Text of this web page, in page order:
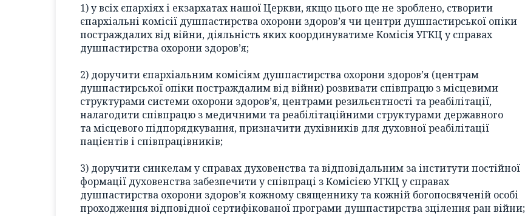
1) у всіх єпархіях і екзархатах нашої Церкви, якщо цього ще не зроблено, створити
єпархіальні комісії душпастирства охорони здоров’я чи центри душпастирської опіки
постраждалих від війни, діяльність яких координуватиме Комісія УГКЦ у справах
душпастирства охорони здоров’я;
2) доручити єпархіальним комісіям душпастирства охорони здоров’я (центрам
душпастирської опіки постраждалим від війни) розвивати співпрацю з місцевими
структурами системи охорони здоров’я, центрами резильєнтності та реабілітації,
налагодити співпрацю з медичними та реабілітаційними структурами державного
та місцевого підпорядкування, призначити духівників для духовної реабілітації
пацієнтів і співпрацівників;
3) доручити синкелам у справах духовенства та відповідальним за інститути постійної
формації духовенства забезпечити у співпраці з Комісією УГКЦ у справах
душпастирства охорони здоров’я кожному священнику та кожній богопосвяченій особі
проходження відповідної сертифікованої програми душпастирства зцілення ран війни;